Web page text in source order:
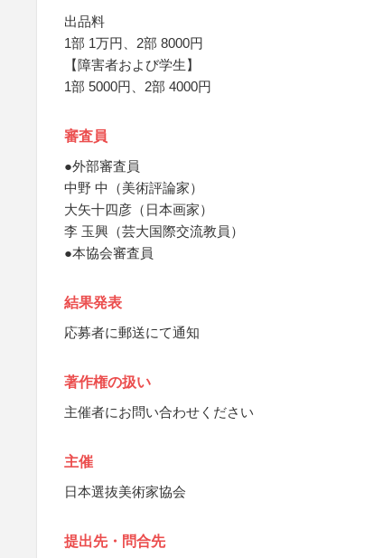
出品料
1部 1万円、2部 8000円
【障害者および学生】
1部 5000円、2部 4000円
審査員
●外部審査員
中野 中（美術評論家）
大矢十四彦（日本画家）
李 玉興（芸大国際交流教員）
●本協会審査員
結果発表
応募者に郵送にて通知
著作権の扱い
主催者にお問い合わせください
主催
日本選抜美術家協会
提出先・問合先